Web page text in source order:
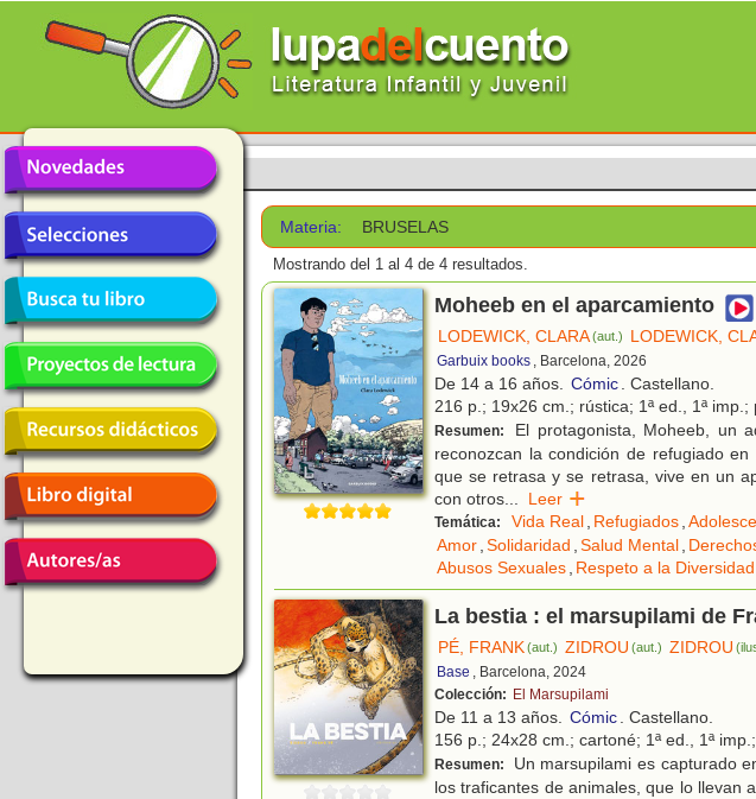
Materia: BRUSELAS
Mostrando del 1 al 4 de 4 resultados.
Moheeb en el aparcamiento
LODEWICK, CLARA(aut.) LODEWICK,
Garbuix books , Barcelona, 2026
De 14 a 16 años. Cómic. Castellano.
216 p.; 19x26 cm.; rústica; 1ª ed., 1ª imp.;
Resumen:
El protagonista, Moheeb, un
reconozcan la condición de refugiado
que se retrasa y se retrasa, vive en un
con otros... Leer
Temática: Vida Real, Refugiados,
Amor,Solidaridad ,Salud Mental,
Abusos Sexuales, Respeto a la Diversidad
La bestia : el marsupilami de
PÉ, FRANK(aut.) ZIDROU (aut.) ZIDROU
Base , Barcelona, 2024
Colección: El Marsupilami
De 11 a 13 años. Cómic. Castellano.
156 p.; 24x28 cm.; cartoné; 1ª ed., 1ª
Resumen:
Un marsupilami es capturado
los traficantes de animales, que lo llevan